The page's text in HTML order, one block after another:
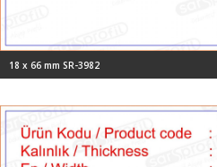
18 x 66 mm SR-3982